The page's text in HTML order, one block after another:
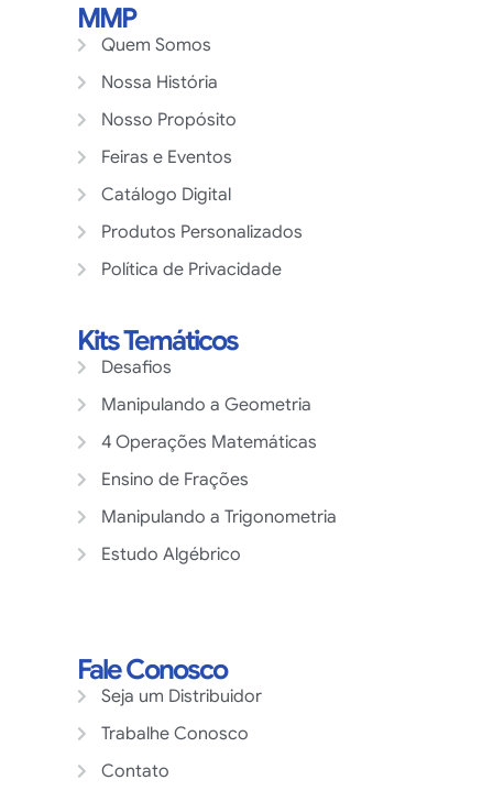
MMP
Quem Somos
Nossa História
Nosso Propósito
Feiras e Eventos
Catálogo Digital
Produtos Personalizados
Política de Privacidade
Kits Temáticos
Desafios
Manipulando a Geometria
4 Operações Matemáticas
Ensino de Frações
Manipulando a Trigonometria
Estudo Algébrico
Fale Conosco
Seja um Distribuidor
Trabalhe Conosco
Contato